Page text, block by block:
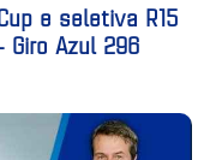
e seletiva R15
Giro Azul 296